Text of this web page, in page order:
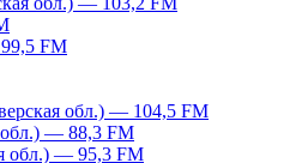
FM
обл.) — 104,5 FM
обл.) — 88,3 FM
обл.) — 95,3 FM